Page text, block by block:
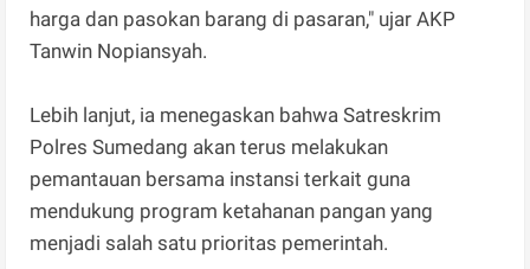
harga dan pasokan barang di pasaran," ujar AKP
Tanwin Nopiansyah.
Lebih lanjut, ia menegaskan bahwa Satreskrim
Polres Sumedang akan terus melakukan
pemantauan bersama instansi terkait guna
mendukung program ketahanan pangan yang
menjadi salah satu prioritas pemerintah.